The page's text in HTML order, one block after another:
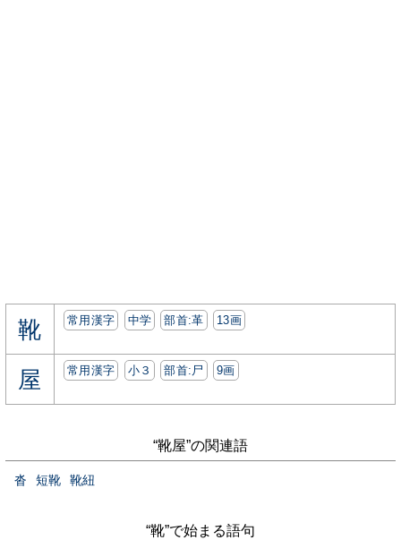
靴 常用漢字 中学 部首:⾰ 13画
屋 常用漢字 小３ 部首:⼫ 9画
“靴屋”の関連語
沓 短靴 靴紐
“靴”で始まる語句